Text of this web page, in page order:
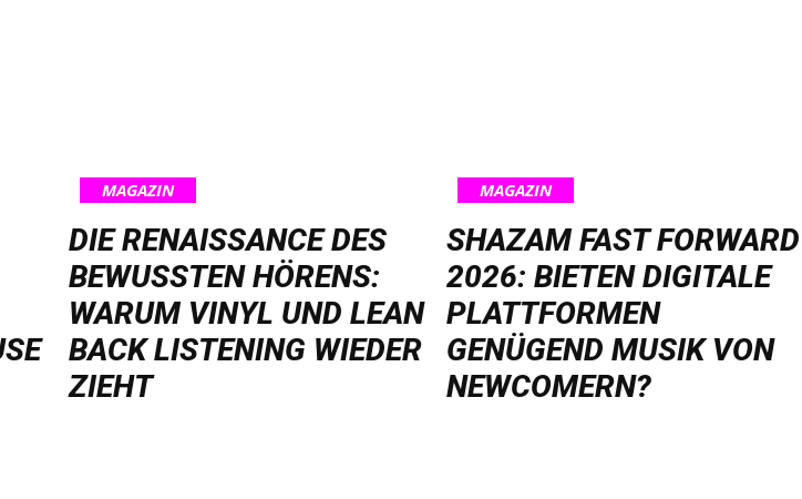
MAGAZIN
DIE RENAISSANCE DES
BEWUSSTEN HÖRENS:
WARUM VINYL UND LEAN
BACK LISTENING WIEDER
ZIEHT
MAGAZIN
SHAZAM FAST FORWARD
2026: BIETEN DIGITALE
PLATTFORMEN
GENÜGEND MUSIK VON
NEWCOMERN?